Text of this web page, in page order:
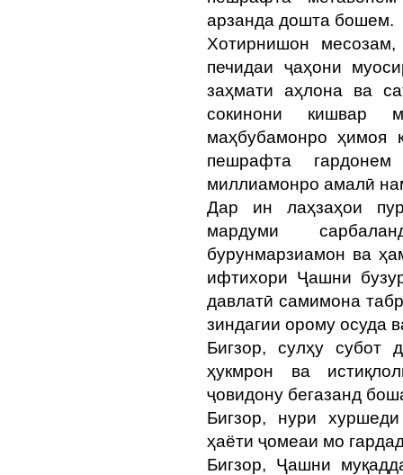
арзанда дошта бошем.
Хотирнишон
печидаи ҷаҳони
заҳмати аҳлона ва
сокинони кишвар
маҳбубамонро ҳимоя
пешрафта
миллиамонро амалӣ
Дар ин лаҳзаҳои
мардуми
бурунмарзиамон ва
ифтихори Ҷашни
давлатӣ самимона
зиндагии орому осуда
Бигзор, сулҳу субот
ҳукмрон ва
ҷовидону бегазанд
Бигзор, нури
ҳаёти ҷомеаи мо
Бигзор, Ҷашни